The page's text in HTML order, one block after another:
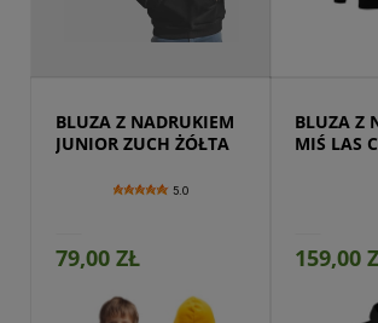
Przejdź do produktu
BLUZA Z NADRUKIEM
JUNIOR ZUCH ŻÓŁTA
5.0
79,00 ZŁ
BLUZA Z
MIŚ LAS
159,00